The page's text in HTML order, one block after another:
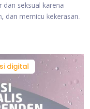
dan seksual karena
dan memicu kekerasan.
digital